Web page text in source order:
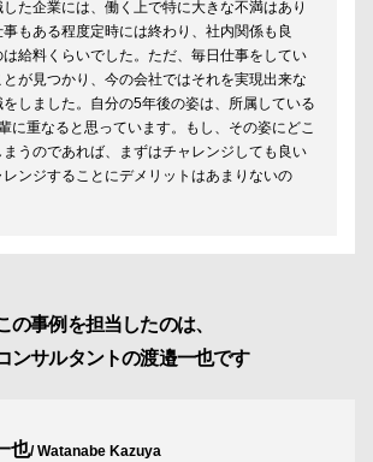
た企業には、働く上で特に大きな不満はあり
もある程度定時には終わり、社内関係も良
は給料くらいでした。ただ、毎日仕事をしてい
とが見つかり、今の会社ではそれを実現出来な
しました。自分の5年後の姿は、所属している
に重なると思っています。もし、その姿にどこ
うのであれば、まずはチャレンジしても良い
レンジすることにデメリットはあまりないの
の事例を担当したのは、
ンサルタントの渡邉一也です
也/ Watanabe Kazuya